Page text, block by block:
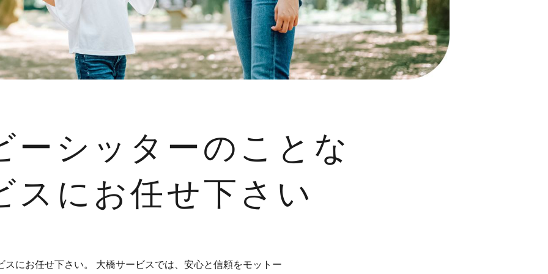
ーシッターのことな
スにお任せ下さい
にお任せ下さい。 大橋サービスでは、安心と信頼をモットー